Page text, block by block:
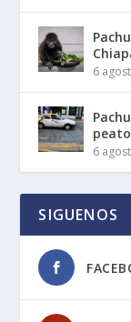
6
6
SIGUENOS